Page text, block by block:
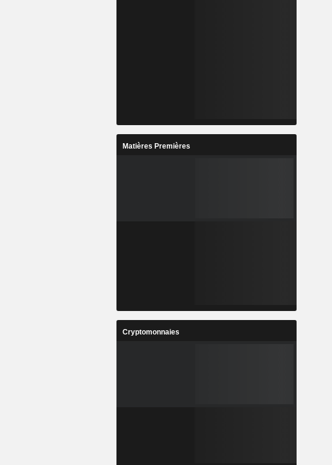
Matières Premières
Cryptomonnaies